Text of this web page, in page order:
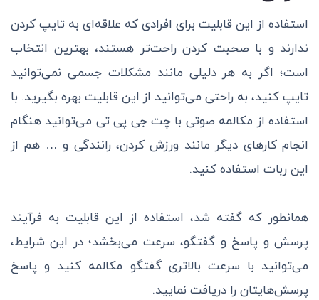
استفاده از این قابلیت برای افرادی که علاقه‌ای به تایپ کردن
ندارند و با صحبت کردن راحت‌تر هستند، بهترین انتخاب
است؛ اگر به هر دلیلی مانند مشکلات جسمی نمی‌توانید
تایپ کنید، به راحتی می‌توانید از این قابلیت بهره‌ بگیرید. با
استفاده از مکالمه صوتی با چت جی پی تی می‌توانید هنگام
انجام کارهای دیگر مانند ورزش کردن، رانندگی و … هم از
این ربات استفاده کنید.
همانطور که گفته شد، استفاده از این قابلیت به فرآیند
پرسش و پاسخ و گفتگو، سرعت می‌بخشد؛ در این شرایط،
می‌توانید با سرعت بالاتری گفتگو مکالمه کنید و پاسخ
پرسش‌هایتان را دریافت نمایید.